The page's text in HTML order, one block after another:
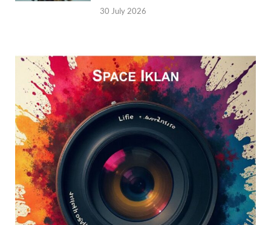
30 July 2026